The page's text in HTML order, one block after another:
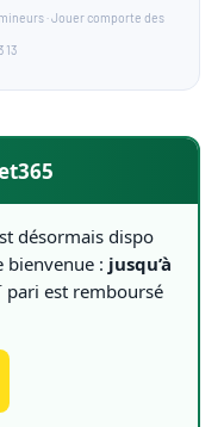
· Jouer comporte des
13
désormais dispo
bienvenue : jusqu’à
pari est remboursé